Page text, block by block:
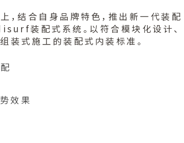
，结合自身品牌特色，推出新一代装配
装配式系统。以符合模块化设计、
装式施工的装配式内装标准。
效果